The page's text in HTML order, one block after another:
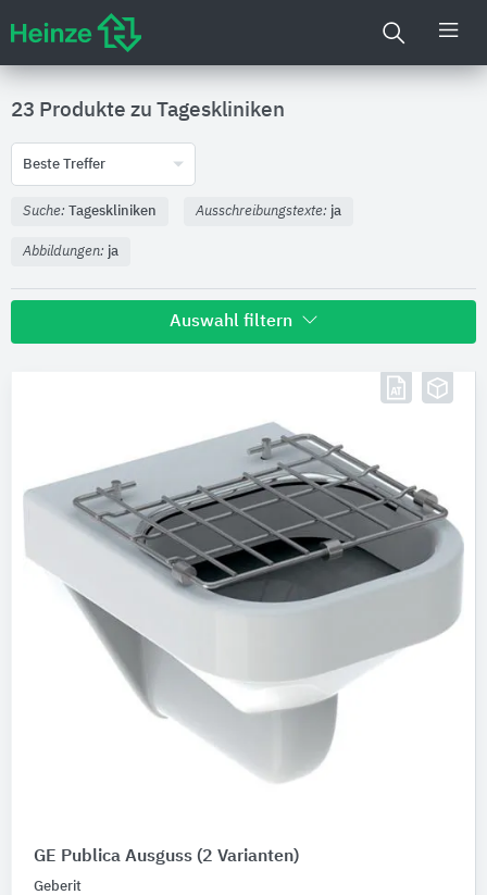
23 Produkte zu Tageskliniken
Beste Treffer
Suche: Tageskliniken Ausschreibungstexte: ja
Abbildungen: ja
Auswahl filtern
Digitale Daten
BIM-Daten
Ausschreibungstexte
CAD-Details
Abbildungen
Nachhaltigkeit
Umweltdeklarationen (EPDs)
GE Publica Ausguss (2 Varianten)
Geberit